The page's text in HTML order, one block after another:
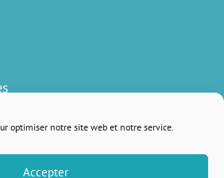
optimiser notre site web et notre service.
Accepter